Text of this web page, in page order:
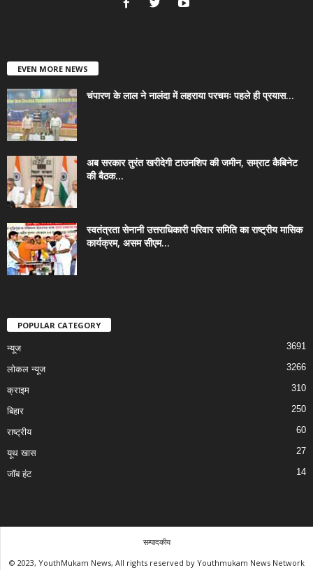
EVEN MORE NEWS
चंपारण के लाल ने नालंदा में लहराया परचमः पहले ही प्रयास...
अब सरकार तुरंत खरीदेगी टाउनशिप की जमीन, सम्राट कैबिनेट
की बैठक...
स्वतंत्रता सेनानी उत्तराधिकारी परिवार समिति का राष्ट्रीय मासिक
कार्यक्रम, असम सीएम...
POPULAR CATEGORY
न्यूज 3691
लोकल न्यूज 3266
क्राइम 310
बिहार 250
राष्ट्रीय 60
यूथ खास 27
जॉब हंट 14
सम्पादकीय
© 2023, YouthMukam News, All rights reserved by Youthmukam News Network